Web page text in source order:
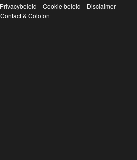
Privacybeleid Cookie beleid
Disclaimer
Contact & Colofon